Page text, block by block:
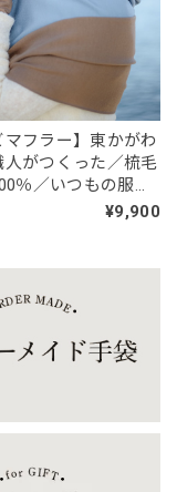
マフラー】東かがわ
人がつくった／梳毛
％／いつもの服が
¥9,900